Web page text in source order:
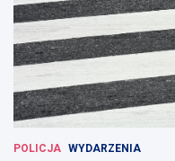
POLICJA WYDARZENIA